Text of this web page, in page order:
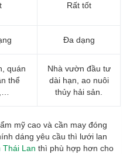
Rất tốt
Đa dạng
quán
thể
Nhà vườn đầu tư
dài hạn, ao nuôi
thủy hải sản.
mỹ cao và cần may đóng
dáng yêu cầu thì lưới lan
Thái Lan thì phù hợp hơn cho